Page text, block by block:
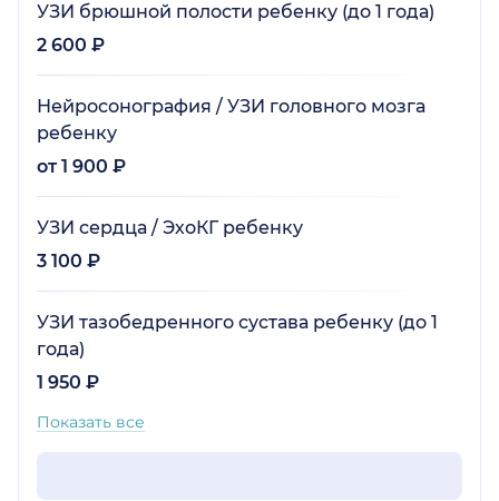
УЗИ брюшной полости ребенку (до 1 года)
2 600 ₽
Нейросонография / УЗИ головного мозга
ребенку
от 1 900 ₽
УЗИ сердца / ЭхоКГ ребенку
3 100 ₽
УЗИ тазобедренного сустава ребенку (до 1
года)
1 950 ₽
Показать все